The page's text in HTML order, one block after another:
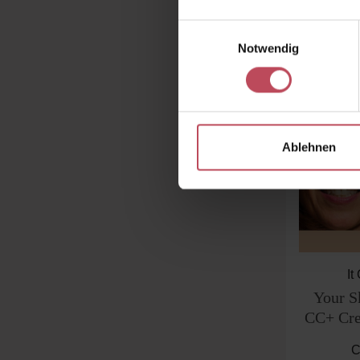
Notwendig
Ablehnen
It
Your
CC+